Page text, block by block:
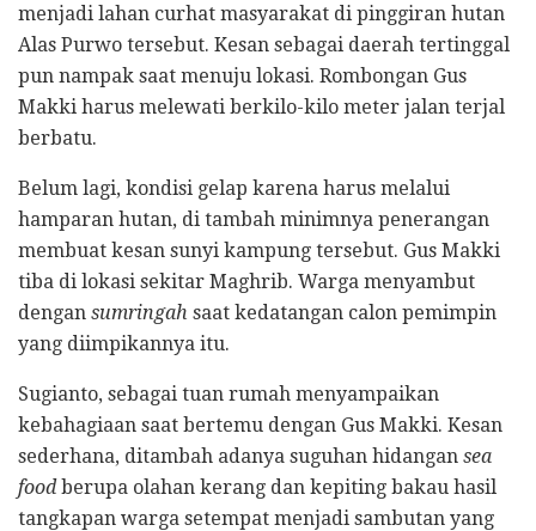
menjadi lahan curhat masyarakat di pinggiran hutan
Alas Purwo tersebut. Kesan sebagai daerah tertinggal
pun nampak saat menuju lokasi. Rombongan Gus
Makki harus melewati berkilo-kilo meter jalan terjal
berbatu.
Belum lagi, kondisi gelap karena harus melalui
hamparan hutan, di tambah minimnya penerangan
membuat kesan sunyi kampung tersebut. Gus Makki
tiba di lokasi sekitar Maghrib. Warga menyambut
dengan sumringah saat kedatangan calon pemimpin
yang diimpikannya itu.
Sugianto, sebagai tuan rumah menyampaikan
kebahagiaan saat bertemu dengan Gus Makki. Kesan
sederhana, ditambah adanya suguhan hidangan sea
foodberupa olahan kerang dan kepiting bakau hasil
tangkapan warga setempat menjadi sambutan yang